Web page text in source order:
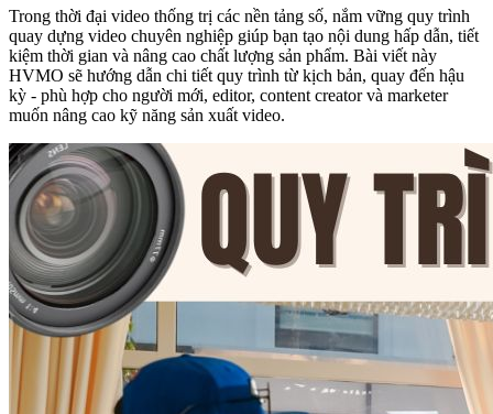
Trong thời đại video thống trị các nền tảng số, nắm vững quy trình
quay dựng video chuyên nghiệp giúp bạn tạo nội dung hấp dẫn, tiết
kiệm thời gian và nâng cao chất lượng sản phẩm. Bài viết này
HVMO sẽ hướng dẫn chi tiết quy trình từ kịch bản, quay đến hậu
kỳ - phù hợp cho người mới, editor, content creator và marketer
muốn nâng cao kỹ năng sản xuất video.